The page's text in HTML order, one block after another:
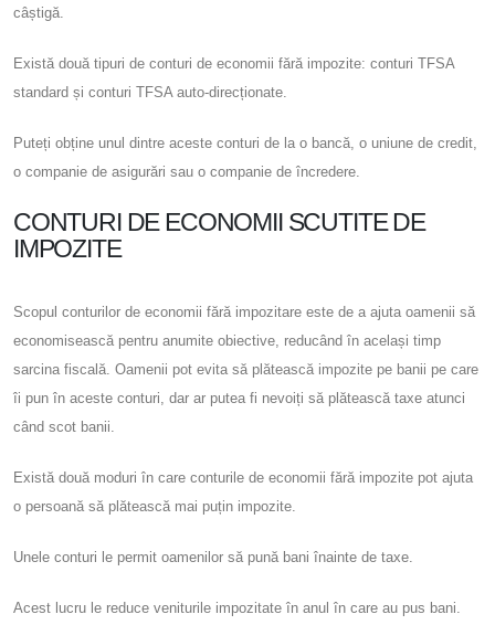
câștigă.
Există două tipuri de conturi de economii fără impozite: conturi TFSA
standard și conturi TFSA auto-direcționate.
Puteți obține unul dintre aceste conturi de la o bancă, o uniune de credit,
o companie de asigurări sau o companie de încredere.
CONTURI DE ECONOMII SCUTITE DE
IMPOZITE
Scopul conturilor de economii fără impozitare este de a ajuta oamenii să
economisească pentru anumite obiective, reducând în același timp
sarcina fiscală. Oamenii pot evita să plătească impozite pe banii pe care
îi pun în aceste conturi, dar ar putea fi nevoiți să plătească taxe atunci
când scot banii.
Există două moduri în care conturile de economii fără impozite pot ajuta
o persoană să plătească mai puțin impozite.
Unele conturi le permit oamenilor să pună bani înainte de taxe.
Acest lucru le reduce veniturile impozitate în anul în care au pus bani.